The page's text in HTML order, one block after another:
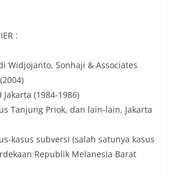
:
Widjojanto, Sonhaji & Associates
Jakarta (1984-1986)
Tanjung Priok, dan lain-lain, Jakarta
kasus subversi (salah satunya kasus
Republik Melanesia Barat